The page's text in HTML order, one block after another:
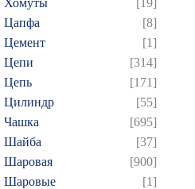
Хомуты
[19]
Цапфа
[8]
Цемент
[1]
Цепи
[314]
Цепь
[171]
Цилиндр
[55]
Чашка
[695]
Шайба
[37]
Шаровая
[900]
Шаровые
[1]